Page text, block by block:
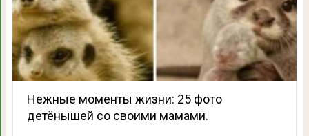
Нежные моменты жизни: 25 фото
детёнышей со своими мамами.